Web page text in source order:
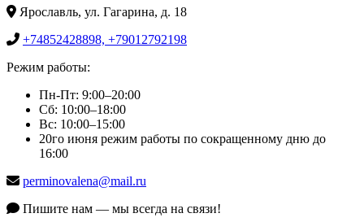
Ярославль, ул. Гагарина, д. 18
+74852428898, +79012792198
Режим работы:
Пн-Пт: 9:00–20:00
Сб: 10:00–18:00
Вс: 10:00–15:00
20го июня режим работы по сокращенному дню до
16:00
perminovalena@mail.ru
Пишите нам — мы всегда на связи!